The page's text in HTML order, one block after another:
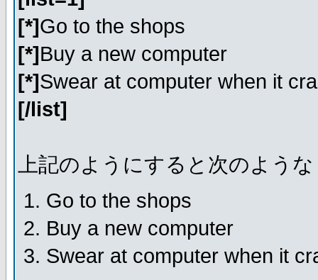
[*]Go to the shops
[*]Buy a new computer
[*]Swear at computer when it
[/list]
上記のようにすると次のよう
Go to the shops
Buy a new computer
Swear at computer when it